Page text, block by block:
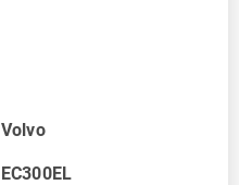
Volvo
EC300EL